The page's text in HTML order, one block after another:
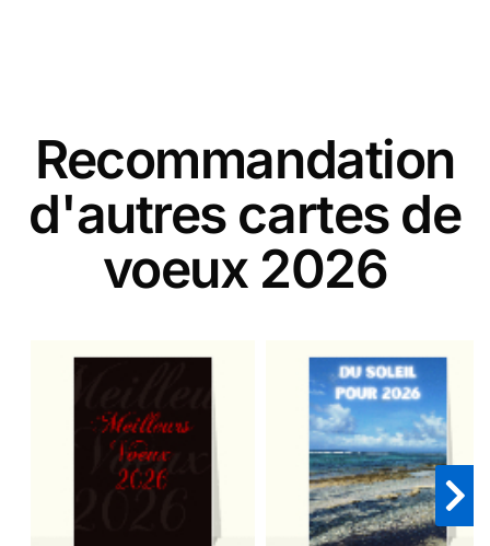
Recommandation
d'autres cartes de
voeux 2026